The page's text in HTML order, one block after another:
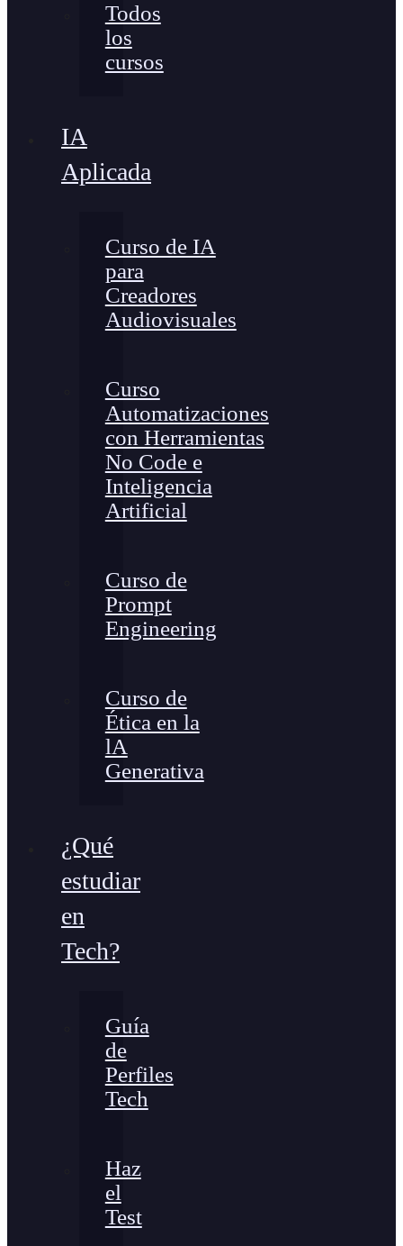
Todos
los
cursos
IA
Aplicada
Curso de IA
para
Creadores
Audiovisuales
Curso
Automatizaciones
con Herramientas
No Code e
Inteligencia
Artificial
Curso de
Prompt
Engineering
Curso de
Ética en la
lA
Generativa
¿Qué
estudiar
en
Tech?
Guía
de
Perfiles
Tech
Haz
el
Test